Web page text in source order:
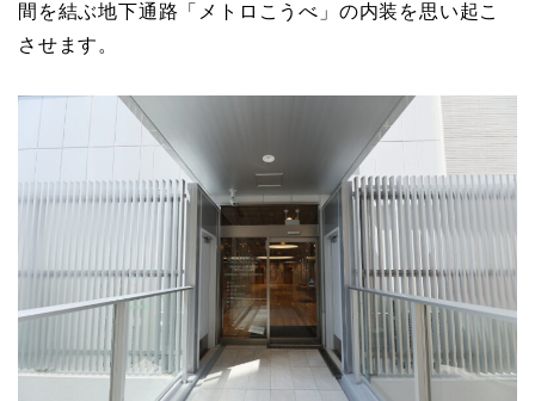
間を結ぶ地下通路「メトロこうべ」の内装を思い起こ
させます。